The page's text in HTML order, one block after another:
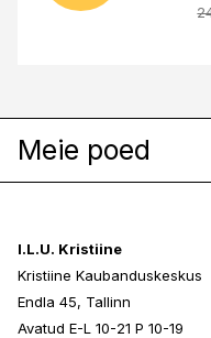
Meie poed
I.L.U. Kristiine
Kristiine Kaubanduskeskus
Endla 45, Tallinn
Avatud E-L 10-21 P 10-19